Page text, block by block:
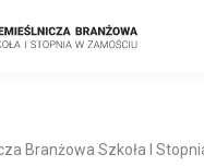
Branżowa Szkoła I